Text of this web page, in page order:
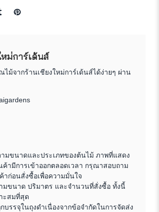
หม่การ์เด้นส์
ม้จากร้านเชียงใหม่การ์เด้นส์ได้ง่ายๆ ผ่าน
มขนาดและประเภทของต้นไม้ ภาพที่แสดง
ค้ามีการเข้าออกตลอดเวลา กรุณาสอบถาม
าก่อนสั่งซื้อเพื่อความมั่นใจ
ขนาด ปริมาตร และจำนวนที่สั่งซื้อ ทั้งนี้
ะสมที่สุด
บรรจุในถุงดำเนื่องจากข้อจำกัดในการจัดส่ง